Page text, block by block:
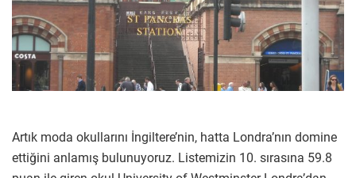
Artık moda okullarını İngiltere’nin, hatta Londra’nın domine
ettiğini anlamış bulunuyoruz. Listemizin 10. sırasına 59.8